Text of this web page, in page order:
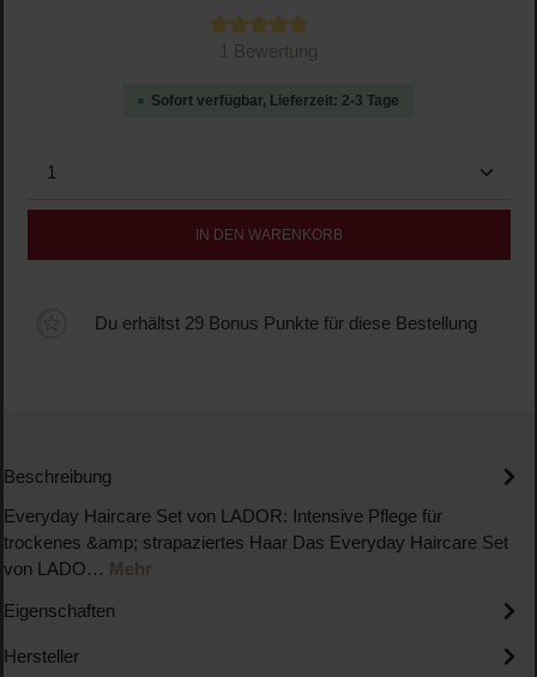
Durchschnittliche Bewertung von 5 von 5 Sternen
1 Bewertung
Sofort verfügbar, Lieferzeit: 2-3 Tage
Produkt Anzahl: Gib den gewünschten Wert ein
IN DEN WARENKORB
Du erhältst 29 Bonus Punkte für diese Bestellung
Beschreibung
Everyday Haircare Set von LADOR: Intensive Pflege für
trockenes &amp; strapaziertes Haar Das Everyday Haircare Set
von LADO… Mehr
Eigenschaften
Hersteller